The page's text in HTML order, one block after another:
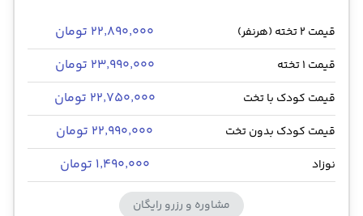
قیمت 2 تخته (هرنفر) ۲۲٬۸۹۰٬۰۰۰ تومان
قیمت 1 تخته ۲۳٬۹۹۰٬۰۰۰ تومان
قیمت کودک با تخت ۲۲٬۷۵۰٬۰۰۰ تومان
قیمت کودک بدون تخت ۲۲٬۹۹۰٬۰۰۰ تومان
نوزاد ۱٬۴۹۰٬۰۰۰ تومان
مشاوره و رزرو رایگان